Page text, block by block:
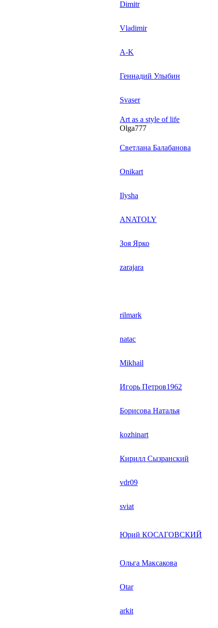
Dimitr
Vladimir
A-K
Геннадий Улыбин
Svaser
Art as a style of life
Olga777
Светлана Балабанова
Onikart
Ilysha
ANATOLY
Зоя Ярко
zarajara
rilmark
natac
Mikhail
Игорь Петров1962
Борисова Наталья
kozhinart
Кирилл Сызранский
vdr09
sviat
Юрий КОСАГОВСКИЙ
Ольга Максакова
Otar
arkit